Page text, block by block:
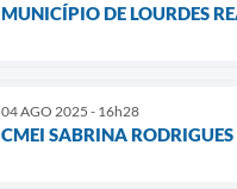
MUNICÍPIO DE LOURDES
04 AGO 2025 - 16h28
CMEI SABRINA